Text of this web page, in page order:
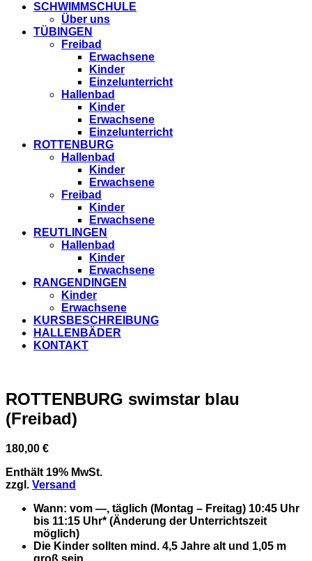
SCHWIMMSCHULE
Über uns
TÜBINGEN
Freibad
Erwachsene
Kinder
Einzelunterricht
Hallenbad
Kinder
Erwachsene
Einzelunterricht
ROTTENBURG
Hallenbad
Kinder
Erwachsene
Freibad
Kinder
Erwachsene
REUTLINGEN
Hallenbad
Kinder
Erwachsene
RANGENDINGEN
Kinder
Erwachsene
KURSBESCHREIBUNG
HALLENBÄDER
KONTAKT
ROTTENBURG swimstar blau
(Freibad)
180,00 €
Enthält 19% MwSt.
zzgl. Versand
Wann: vom —, täglich (Montag – Freitag) 10:45 Uhr
bis 11:15 Uhr* (Änderung der Unterrichtszeit
möglich)
Die Kinder sollten mind. 4,5 Jahre alt und 1,05 m
groß sein